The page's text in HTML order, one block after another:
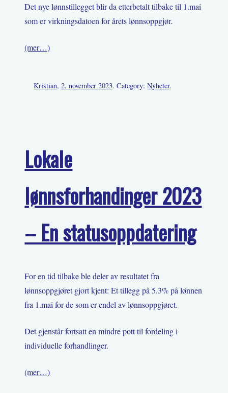
Det nye lønnstillegget blir da etterbetalt tilbake til 1.mai
som er virkningsdatoen for årets lønnsoppgjør.
(mer…)
Kristian,2. november 2023. Category:Nyheter.
Lokale
lønnsforhandinger 2023
– En statusoppdatering
For en tid tilbake ble deler av resultatet fra
lønnsoppgjøret gjort kjent: Et tillegg på 5.3% på lønnen
fra 1.mai for de som er endel av lønnsoppgjøret.
Det gjenstår fortsatt en mindre pott til fordeling i
individuelle forhandlinger.
(mer…)